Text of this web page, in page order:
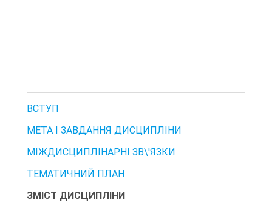
ВСТУП
МЕТА І ЗАВДАННЯ ДИСЦИПЛІНИ
МІЖДИСЦИПЛІНАРНІ ЗВ\'ЯЗКИ
ТЕМАТИЧНИЙ ПЛАН
ЗМІСТ ДИСЦИПЛІНИ